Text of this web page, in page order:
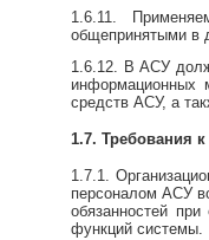
1.6.11.
общепринятыми в
1.6.12. В АСУ
информационных
средств АСУ, а
1.7. Требования
1.7.1.
персоналом АСУ
обязанностей
функций системы.